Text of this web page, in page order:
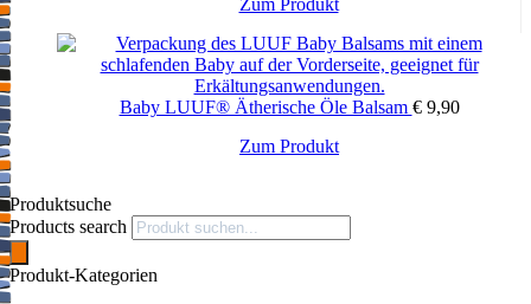
Zum Produkt
Baby LUUF® Ätherische Öle Balsam €9,90
Zum Produkt
Produktsuche
Products search
Produkt-Kategorien